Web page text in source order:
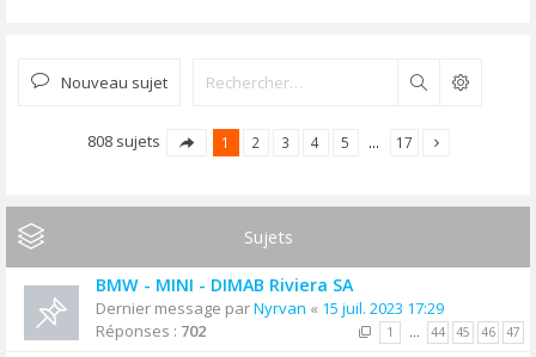
Nouveau sujet Rechercher
808 sujets 1 2 3 4 5 … 17
Sujets
BMW - MINI - DIMAB Riviera SA
Dernier message parNyrvan « 15 juil. 2023 17:29
Réponses : 702 1 … 44 45 46 47